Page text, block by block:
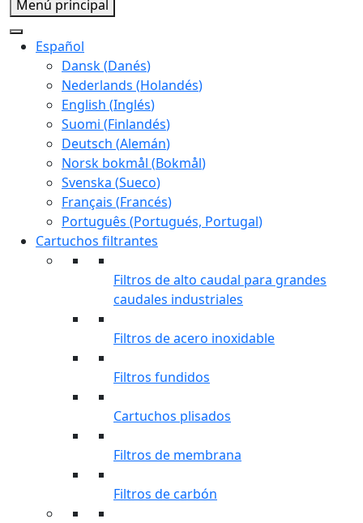
Menú principal
Español
Dansk(Danés)
Nederlands (Holandés)
English (Inglés)
Suomi (Finlandés)
Deutsch (Alemán)
Norsk bokmål (Bokmål)
Svenska (Sueco)
Français (Francés)
Português (Portugués, Portugal)
Cartuchos filtrantes
Filtros de alto caudal para grandes
caudales industriales
Filtros de acero inoxidable
Filtros fundidos
Cartuchos plisados
Filtros de membrana
Filtros de carbón